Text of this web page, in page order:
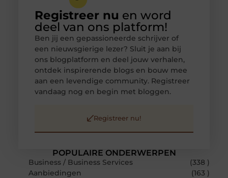
POPULAIRE ONDERWERPEN
Business / Business Services
(338 )
Aanbiedingen
(163 )
Registreer nu en word
deel van ons platform!
Ben jij een gepassioneerde schrijver of
een nieuwsgierige lezer? Sluit je aan bij
ons blogplatform en deel jouw verhalen,
ontdek inspirerende blogs en bouw mee
aan een levendige community. Registreer
vandaag nog en begin met bloggen.
Registreer nu!